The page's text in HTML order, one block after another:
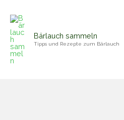
Inhalt
springen
Bärlauch sammeln
Tipps und Rezepte zum Bärlauch